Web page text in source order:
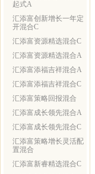
起式A
汇添富创新增长一年定
开混合C
汇添富资源精选混合C
汇添富资源精选混合A
汇添富添福吉祥混合A
汇添富添福吉祥混合C
汇添富策略回报混合
汇添富成长领先混合A
汇添富成长领先混合C
汇添富策略增长灵活配
置混合
汇添富新睿精选混合C